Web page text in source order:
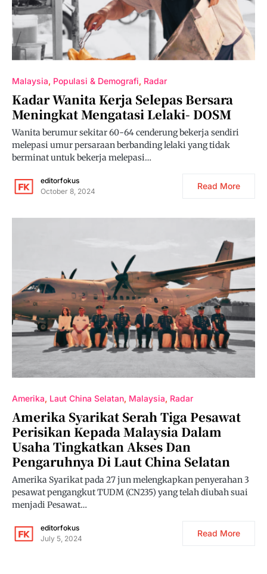
Malaysia Populasi & Demografi Radar
Kadar Wanita Kerja Selepas Bersara
Meningkat Mengatasi Lelaki- DOSM
Wanita berumur sekitar 60-64 cenderung bekerja sendiri
melepasi umur persaraan berbanding lelaki yang tidak
berminat untuk bekerja melepasi…
editorfokus
October 8, 2024
Read More
Amerika Laut China Selatan Malaysia Radar
Amerika Syarikat Serah Tiga Pesawat
Perisikan Kepada Malaysia Dalam
Usaha Tingkatkan Akses Dan
Pengaruhnya Di Laut China Selatan
Amerika Syarikat pada 27 jun melengkapkan penyerahan 3
pesawat pengangkut TUDM (CN235) yang telah diubah suai
menjadi Pesawat…
editorfokus
July 5, 2024
Read More